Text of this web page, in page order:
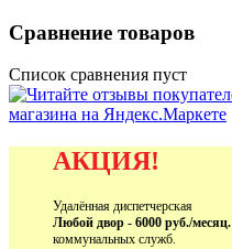
Сравнение товаров
Список сравнения пуст
АКЦИЯ!
Удалённая диспетчерская
Любой двор - 6000 руб./месяц.
коммунальных служб.